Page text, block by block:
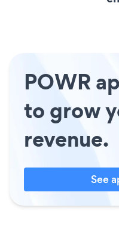
POWR
to grow
revenue.
See